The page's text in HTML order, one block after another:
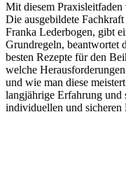
Mit diesem
Die ausgebildete
Franka Lederbogen, gibt
Grundregeln, beantwortet
besten Rezepte für den
welche
und wie man diese
langjährige Erfahrung und
individuellen und sicheren